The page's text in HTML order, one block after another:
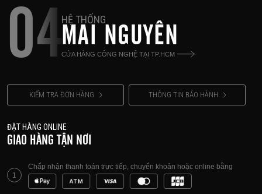
04HỆ THỐNG
MAI NGUYÊN
CỬA HÀNG CÔNG NGHỆ TẠI TP.HCM
KIỂM TRA ĐƠN HÀNG THÔNG TIN BẢO HÀNH
ĐẶT HÀNG ONLINE
GIAO HÀNG TẬN NƠI
1
Chấp nhận thanh toán trực tiếp, chuyển khoản hoặc online bằng